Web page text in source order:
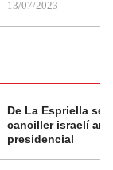
13/07/2023
De La Espriella se
canciller israelí
presidencial